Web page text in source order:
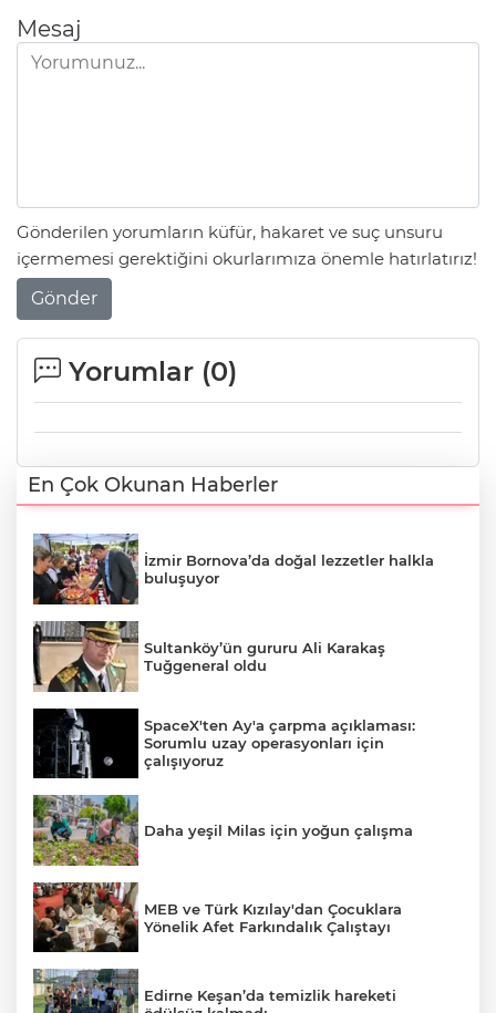
Mesaj
Gönderilen yorumların küfür, hakaret ve suç unsuru
içermemesi gerektiğini okurlarımıza önemle hatırlatırız!
Gönder
Yorumlar (0)
En Çok Okunan Haberler
İzmir Bornova’da doğal lezzetler halkla
buluşuyor
Sultanköy’ün gururu Ali Karakaş
Tuğgeneral oldu
SpaceX'ten Ay'a çarpma açıklaması:
Sorumlu uzay operasyonları için
çalışıyoruz
Daha yeşil Milas için yoğun çalışma
MEB ve Türk Kızılay'dan Çocuklara
Yönelik Afet Farkındalık Çalıştayı
Edirne Keşan’da temizlik hareketi